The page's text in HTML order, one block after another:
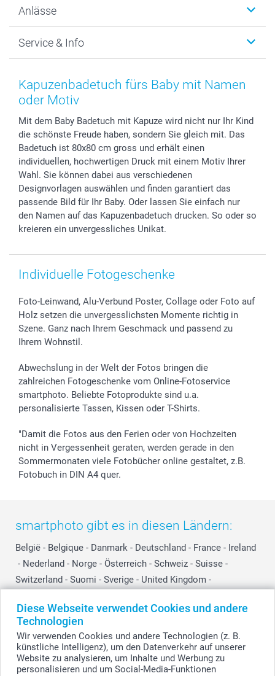
Diese Webseite verwendet Cookies und andere
Technologien
Wir verwenden Cookies und andere Technologien (z. B.
künstliche Intelligenz), um den Datenverkehr auf unserer
Website zu analysieren, um Inhalte und Werbung zu
personalisieren und um Social-Media-Funktionen
MyNameBook
Fotoabzüge, Fotos als Buch & Poster
Zubehör & Material
Foto-Kalender & Agenden
Geschenk-Gutscheine (PDF)
Warum smartphoto
Datenschutz
AGB
Impressum
Partnerprogramme
Investor Relations
B2B smartbusiness
Widerrufsrecht
Anlässe
Neujahr
Muttertag
Vatertag
Hochzeit
Geburtstag
Geburt
Zu allen Anlässen
Service & Info
Anmelden /Registrieren
Preise und Versandkosten
72h Lieferung
Zahlungsmöglichkeiten
Sitemap
Status der Bestellung
smartfriends
smartgarantie
smartbonus
Kapuzenbadetuch fürs Baby mit Namen
oder Motiv
Mit dem Baby Badetuch mit Kapuze wird nicht nur Ihr Kind
die schönste Freude haben, sondern Sie gleich mit. Das
Badetuch ist 80x80 cm gross und erhält einen
individuellen, hochwertigen Druck mit einem Motiv Ihrer
Wahl. Sie können dabei aus verschiedenen
Designvorlagen auswählen und finden garantiert das
passende Bild für Ihr Baby. Oder lassen Sie einfach nur
den Namen auf das Kapuzenbadetuch drucken. So oder so
kreieren ein unvergessliches Unikat.
Individuelle Fotogeschenke
Foto-Leinwand, Alu-Verbund Poster, Collage oder Foto auf
Holz setzen die unvergesslichsten Momente richtig in
Szene. Ganz nach Ihrem Geschmack und passend zu
Ihrem Wohnstil.
Abwechslung in der Welt der Fotos bringen die
zahlreichen Fotogeschenke vom Online-Fotoservice
smartphoto. Beliebte Fotoprodukte sind u.a.
personalisierte Tassen, Kissen oder T-Shirts.
"Damit die Fotos aus den Ferien oder von Hochzeiten
nicht in Vergessenheit geraten, werden gerade in den
Sommermonaten viele Fotobücher online gestaltet, z.B.
Fotobuch in DIN A4 quer.
smartphoto gibt es in diesen Ländern:
België - Belgique - Danmark - Deutschland - France - Ireland
- Nederland - Norge - Österreich - Schweiz - Suisse -
Switzerland - Suomi - Sverige - United Kingdom -
Other Countries
Alle Preise verstehen sich in EURO (€) inkl. MwSt. und zzgl. Versandkosten.